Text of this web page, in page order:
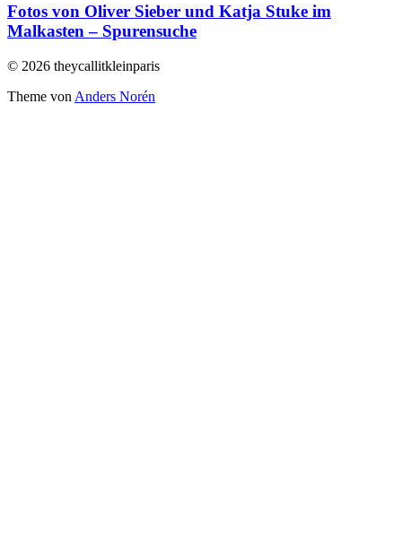
Fotos von Oliver Sieber und Katja Stuke im
Malkasten – Spurensuche
© 2026 theycallitkleinparis
Theme von Anders Norén